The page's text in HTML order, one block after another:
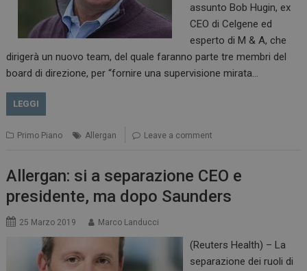
assunto Bob Hugin, ex
CEO di Celgene ed
esperto di M & A, che
dirigerà un nuovo team, del quale faranno parte tre membri del
board di direzione, per “fornire una supervisione mirata…
LEGGI
Primo Piano Allergan Leave a comment
Allergan: si a separazione CEO e
presidente, ma dopo Saunders
25 Marzo 2019 Marco Landucci
(Reuters Health) – La
separazione dei ruoli di
ARRAffinitySameSite
Microsoft Corporation
.www.dailyhealthindustry.it
Sessione
Sessione